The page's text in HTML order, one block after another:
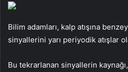
Bilim adamları, kalp atışına
sinyallerini yarı periyodik atışlar
Bu tekrarlanan sinyallerin